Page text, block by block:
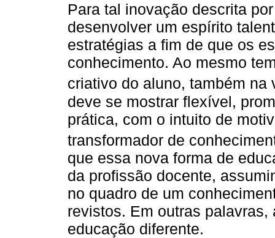
Para tal inovação descrita
desenvolver um espírito
estratégias a fim de que os
conhecimento. Ao mesmo
criativo do aluno, também
deve se mostrar flexível,
prática, com o intuito de
transformador de
que essa nova forma de
da profissão docente,
no quadro de um
revistos. Em outras
educação diferente.